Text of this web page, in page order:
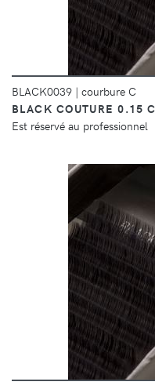
BLACK0039 | courbure C
BLACK COUTURE 0.15
Est réservé au professionnel